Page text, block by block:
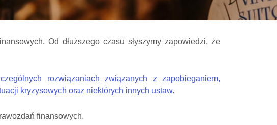
Od dłuższego czasu słyszymy zapowiedzi, że
rozwiązaniach związanych z zapobieganiem,
kryzysowych oraz niektórych innych ustaw.
finansowych.